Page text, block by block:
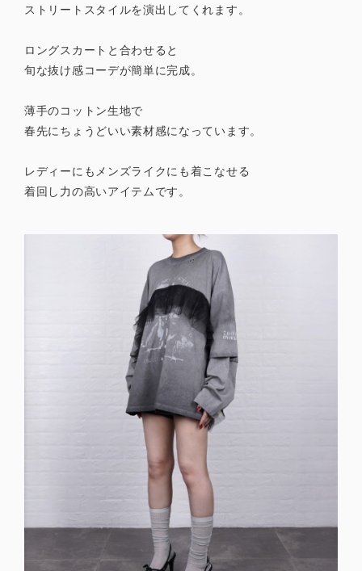
ストリートスタイルを演出してくれます。
ロングスカートと合わせると
旬な抜け感コーデが簡単に完成。
薄手のコットン生地で
春先にちょうどいい素材感になっています。
レディーにもメンズライクにも着こなせる
着回し力の高いアイテムです。